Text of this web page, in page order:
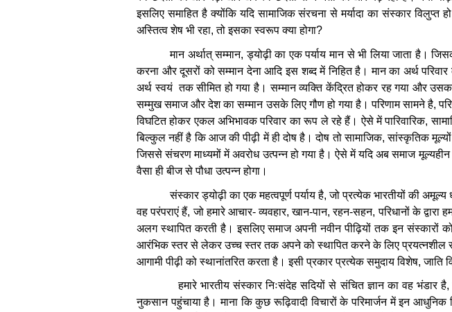
इसलिए समाहित है क्योंकि यदि सामाजिक संरचना से मर्यादा का संस्कार विलुप्त हो
अस्तित्व शेष भी रहा,तो इसका स्वरूप क्या होगा?
मान अर्थात् सम्मान,ड्योढ़ी का एक पर्याय मान से भी लिया जाता है।
करना और दूसरों को सम्मान देना आदि इस शब्द में निहित है। मान का अर्थ परिवार
अर्थ स्वयं तक सीमित हो गया है। सम्मान व्यक्ति केंद्रित होकर रह गया और
सम्मुख समाज और देश का सम्मान उसके लिए गौण हो गया है। परिणाम सामने है,
विघटित होकर एकल अभिभावक परिवार का रूप ले रहे हैं। ऐसे में पारिवारिक,
बिल्कुल नहीं है कि आज की पीढ़ी में ही दोष है। दोष तो सामाजिक,सांस्कृतिक मूल्यों
जिससे संचरण माध्यमों में अवरोध उत्पन्न हो गया है। ऐसे में यदि अब समाज मूल्यहीन
वैसा ही बीज से पौधा उत्पन्न होगा।
संस्कार ड्योढ़ी का एक महत्वपूर्ण पर्याय है,जो प्रत्येक भारतीयों की अमूल्य
वह परंपराएं हैं,जो हमारे आचार-व्यवहार,खान-पान,रहन-सहन,परिधानों के द्वारा
अलग स्थापित करती है। इसलिए समाज अपनी नवीन पीढ़ियों तक इन संस्कारों
आरंभिक स्तर से लेकर उच्च स्तर तक अपने को स्थापित करने के लिए प्रयत्नशील
आगामी पीढ़ी को स्थानांतरित करता है। इसी प्रकार प्रत्येक समुदाय विशेष,जाति
हमारे भारतीय संस्कार निःसंदेह सदियों से संचित ज्ञान का वह भंडार है,
नुकसान पहुंचाया है। माना कि कुछ रूढ़िवादी विचारों के परिमार्जन में इन आधुनिक